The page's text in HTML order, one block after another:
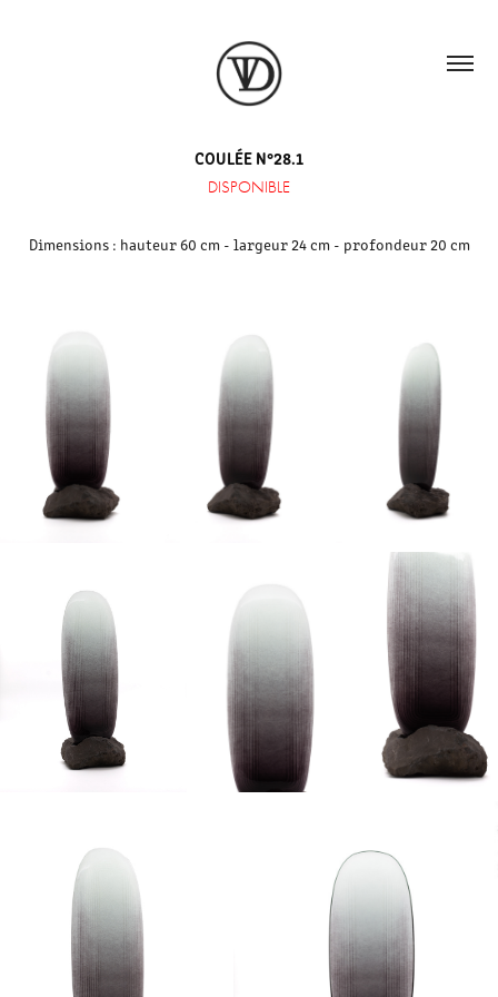
COULÉE N°28.1
DISPONIBLE
Dimensions : hauteur 60 cm - largeur 24 cm - profondeur 20 cm